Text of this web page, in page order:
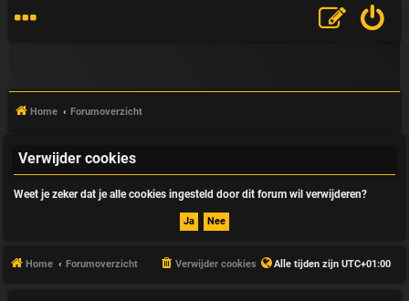
V
Home Forumoverzicht
Verwijder cookies
Weet je zeker dat je alle cookies ingesteld door dit forum wil verwijderen?
Home Forumoverzicht Alle tijden zijn UTC+01:00
Verwijder cookies